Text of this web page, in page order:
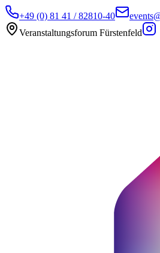
+49 (0) 81 41 / 82810-40
Veranstaltungsforum Fürstenfeld